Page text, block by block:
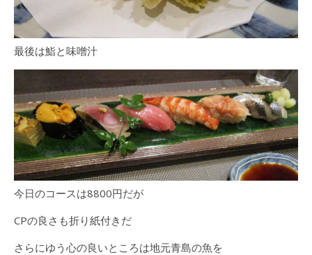
最後は鮨と味噌汁
今日のコースは8800円だが
CPの良さも折り紙付きだ
さらにゆう心の良いところは地元青島の魚を